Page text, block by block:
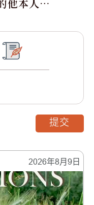
他本人所
2026年8月9日
提交